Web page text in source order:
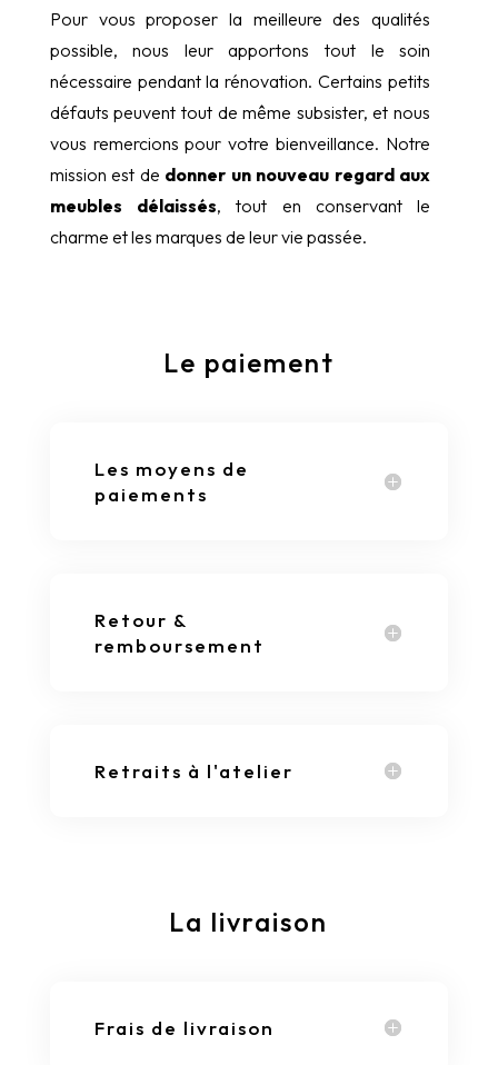
Pour vous proposer la meilleure des qualités
possible, nous leur apportons tout le soin
nécessaire pendant la rénovation. Certains petits
défauts peuvent tout de même subsister, et nous
vous remercions pour votre bienveillance. Notre
mission est de donner un nouveau regard aux
meubles délaissés, tout en conservant le
charme et les marques de leur vie passée.
Le paiement
Les moyens de
paiements
Retour &
remboursement
Retraits à l'atelier
La livraison
Frais de livraison